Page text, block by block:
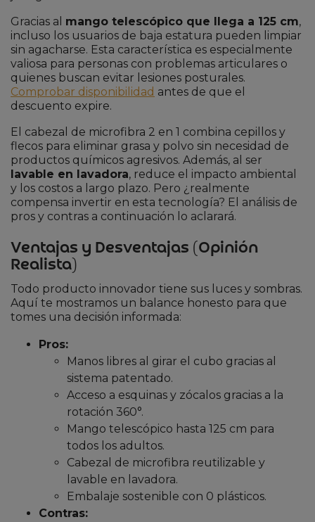
Gracias al mango telescópico que llega a 125 cm,
incluso los usuarios de baja estatura pueden limpiar
sin agacharse. Esta característica es especialmente
valiosa para personas con problemas articulares o
quienes buscan evitar lesiones posturales.
Comprobar disponibilidad antes de que el
descuento expire.
El cabezal de microfibra 2 en 1 combina cepillos y
flecos para eliminar grasa y polvo sin necesidad de
productos químicos agresivos. Además, al ser
lavable en lavadora, reduce el impacto ambiental
y los costos a largo plazo. Pero ¿realmente
compensa invertir en esta tecnología? El análisis de
pros y contras a continuación lo aclarará.
Ventajas y Desventajas (Opinión
Realista)
Todo producto innovador tiene sus luces y sombras.
Aquí te mostramos un balance honesto para que
tomes una decisión informada:
Pros:
Manos libres al girar el cubo gracias al
sistema patentado.
Acceso a esquinas y zócalos gracias a la
rotación 360°.
Mango telescópico hasta 125 cm para
todos los adultos.
Cabezal de microfibra reutilizable y
lavable en lavadora.
Embalaje sostenible con 0 plásticos.
Contras: